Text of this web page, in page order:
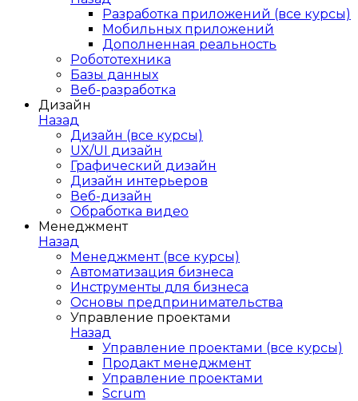
Разработка приложений (все курсы)
Мобильных приложений
Дополненная реальность
Робототехника
Базы данных
Веб-разработка
Дизайн
Назад
Дизайн (все курсы)
UX/UI дизайн
Графический дизайн
Дизайн интерьеров
Веб-дизайн
Обработка видео
Менеджмент
Назад
Менеджмент (все курсы)
Автоматизация бизнеса
Инструменты для бизнеса
Основы предпринимательства
Управление проектами
Назад
Управление проектами (все курсы)
Продакт менеджмент
Управление проектами
Scrum